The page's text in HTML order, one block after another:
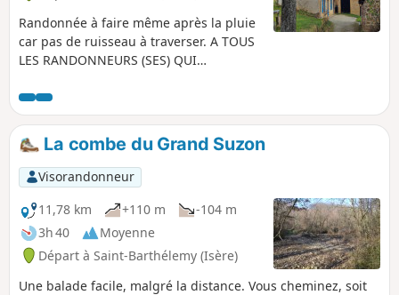
Randonnée à faire même après la pluie
car pas de ruisseau à traverser. A TOUS
LES RANDONNEURS (SES) QUI
pouvez mettre des photos en indiquant
l'emplacement sur le circuit.
La combe du Grand Suzon
Visorandonneur
11,78 km
+110 m
-104 m
3h 40
Moyenne
Départ à Saint-Barthélemy (Isère)
Une balade facile, malgré la distance. Vous cheminez, soit